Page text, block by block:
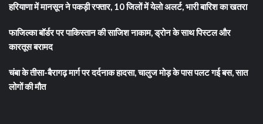
हरियाणा में मानसून ने पकड़ी रफ्तार, 10 जिलों में येलो अलर्ट, भारी बारिश का खतरा
फाजिल्का बॉर्डर पर पाकिस्तान की साजिश नाकाम, ड्रोन के साथ पिस्टल और
कारतूस बरामद
चंबा के तीसा-बैरागढ़ मार्ग पर दर्दनाक हादसा, चालुज मोड़ के पास पलट गई बस, सात
लोगों की मौत